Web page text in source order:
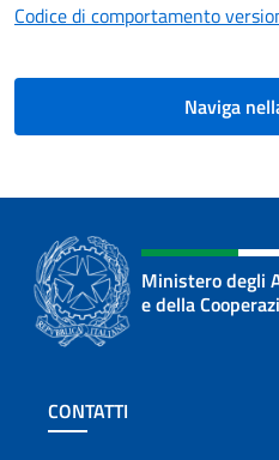
Codice di comportamento
Naviga
Ministero degli
e della
Sezione footer
CONTATTI